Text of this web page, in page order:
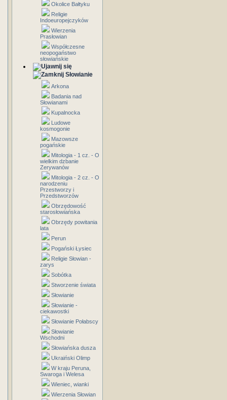
Okolice Bałtyku
Religie
Indoeuropejczyków
Wierzenia
Prasłowian
Współczesne
neopogaństwo
słowiańskie
Słowianie
Arkona
Badania nad
Słowianami
Kupalnocka
Ludowe
kosmogonie
Mazowsze
pogańskie
Mitologia - 1 cz. - O
wielkim dzbanie
Zerywanów
Mitologia - 2 cz. - O
narodzeniu
Przestworzy i
Przedstworzów
Obrzędowość
starosłowiańska
Obrzędy powitania
lata
Perun
Pogański Łysiec
Religie Słowian -
zarys
Sobótka
Stworzenie świata
Słowianie
Słowianie -
ciekawostki
Słowianie Połabscy
Słowianie
Wschodni
Słowiańska dusza
Ukraiński Olimp
W kraju Peruna,
Swaroga i Welesa
Wieniec, wianki
Wierzenia Słowian